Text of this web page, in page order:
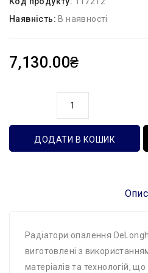
Наявність: В наявності
7,130.00₴
ДОДАТИ В КОШИК
Опис
Радіатори опалення
виготовлені з
матеріалів та технологій,